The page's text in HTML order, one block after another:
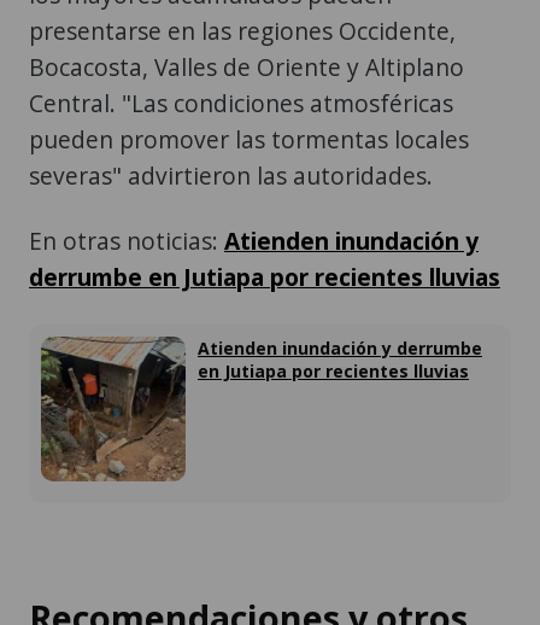
presentarse en las regiones Occidente,
Bocacosta, Valles de Oriente y Altiplano
Central. "Las condiciones atmosféricas
pueden promover las tormentas locales
severas" advirtieron las autoridades.
En otras noticias: Atienden inundación y
derrumbe en Jutiapa por recientes lluvias
Atienden inundación y derrumbe
en Jutiapa por recientes lluvias